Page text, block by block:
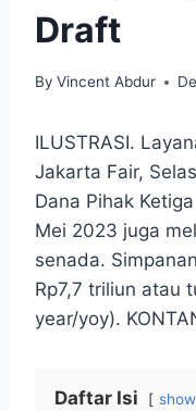
Draft
By Vincent Abdur
ILUSTRASI.
Jakarta Fair,
Dana Pihak
Mei 2023 juga
senada.
Rp7,7 triliun atau
year/yoy).
Daftar Isi show